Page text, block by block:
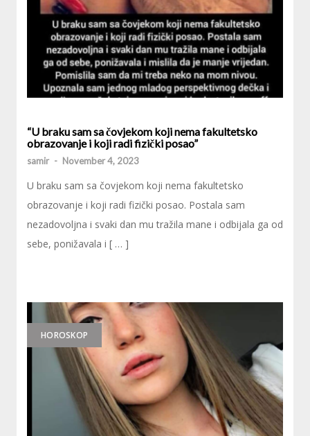
“U braku sam sa čovjekom koji nema fakultetsko
obrazovanje i koji radi fizički posao”
samir - November 4, 2023
U braku sam sa čovjekom koji nema fakultetsko
obrazovanje i koji radi fizički posao. Postala sam
nezadovoljna i svaki dan mu tražila mane i odbijala ga od
sebe, ponižavala i [ … ]
HOROSKOP